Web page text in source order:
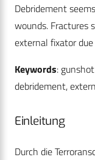
Debridement
wounds. Fractures
external fixator
Keywords:
debridement,
Einleitung
Durch die